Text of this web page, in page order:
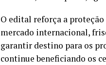
O edital reforça a
mercado internacional,
garantir destino para os
continue beneficiando os